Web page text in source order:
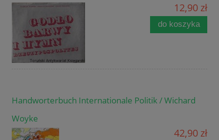
12,90 zł
do koszyka
Handworterbuch Internationale Politik / Wichard
Woyke
42,90 zł